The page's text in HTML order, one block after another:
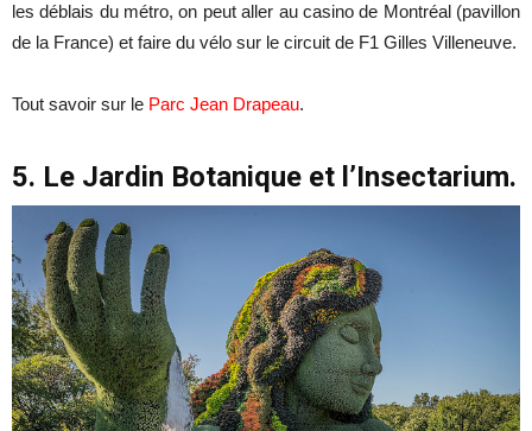
les déblais du métro, on peut aller au casino de Montréal (pavillon
de la France) et faire du vélo sur le circuit de F1 Gilles Villeneuve.
Tout savoir sur le Parc Jean Drapeau.
5. Le Jardin Botanique et l’Insectarium.